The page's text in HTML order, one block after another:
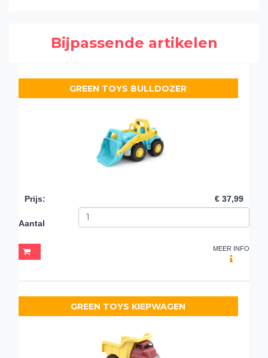
Bijpassende artikelen
GREEN TOYS BULLDOZER
Prijs: € 37,99
Aantal
MEER INFO
GREEN TOYS KIEPWAGEN